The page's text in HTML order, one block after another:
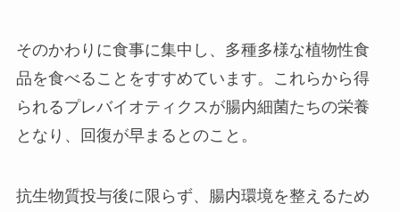
そのかわりに食事に集中し、多種多様な植物性食
品を食べることをすすめています。これらから得
られるプレバイオティクスが腸内細菌たちの栄養
となり、回復が早まるとのこと。
抗生物質投与後に限らず、腸内環境を整えるため